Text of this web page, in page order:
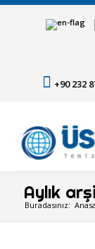
+90 232
Aylık
Buradasınız: